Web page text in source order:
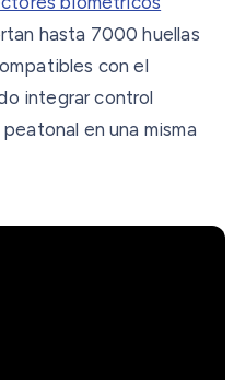
hasta 7000 huellas
con el
integrar control
en una misma